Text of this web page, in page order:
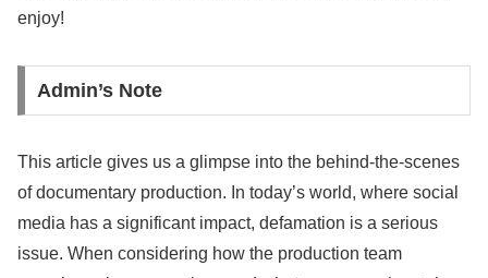
enjoy!
Admin’s Note
This article gives us a glimpse into the behind-the-scenes
of documentary production. In today’s world, where social
media has a significant impact, defamation is a serious
issue. When considering how the production team